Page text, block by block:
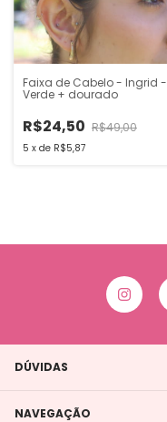
Faixa de Cabelo - Ingrid -
Verde + dourado
R$24,50 R$49,00
5 x de R$5,87
DÚVIDAS
NAVEGAÇÃO